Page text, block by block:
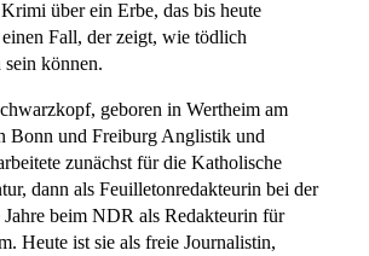
über ein Erbe, das bis heute
Fall, der zeigt, wie tödlich
sein können.
geboren in Wertheim am
Bonn und Freiburg Anglistik und
zunächst für die Katholische
dann als Feuilletonredakteurin bei der
beim NDR als Redakteurin für
Heute ist sie als freie Journalistin,